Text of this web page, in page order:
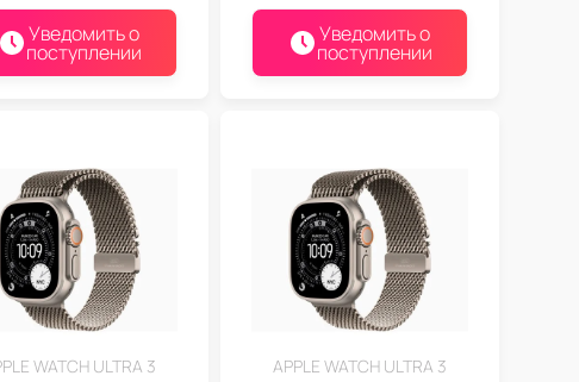
Уведомить о
поступлении
Уведомить о
поступлении
WATCH ULTRA 3 APPLE WATCH ULTRA 3